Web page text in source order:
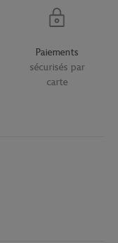
Paiements
sécurisés par
carte